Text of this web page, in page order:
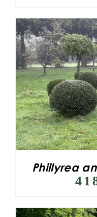
Phillyrea